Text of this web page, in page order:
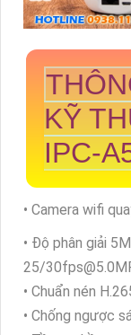
KỸ
IPC-
• Camera wifi
• Độ phân giải
25/
• Chuẩn nén
• Chống ngược